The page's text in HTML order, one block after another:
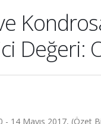
Değeri:
- 14 Mayıs 2017, (Özet